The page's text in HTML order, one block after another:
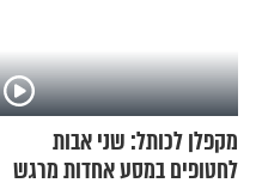
מקפלן לכותל: שני אבות
לחטופים במסע אחדות מרגש